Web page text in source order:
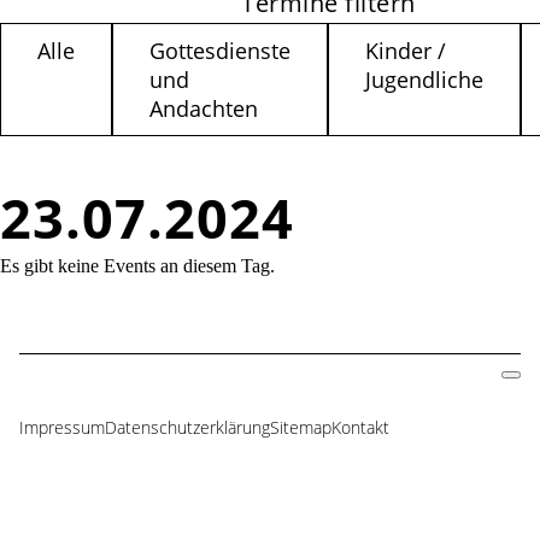
23.07.2024
Alle
Gottesdienste
und
Andachten
Kinder /
Jugendliche
Es gibt keine Events an diesem Tag.
Navigation
ImpressumDatenschutzerklärungSitemapKontakt